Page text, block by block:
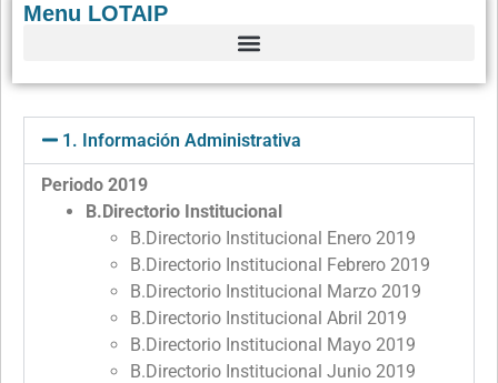
Menu LOTAIP
1. Información Administrativa
Periodo 2019
B.Directorio Institucional
B.Directorio Institucional Enero 2019
B.Directorio Institucional Febrero 2019
B.Directorio Institucional Marzo 2019
B.Directorio Institucional Abril 2019
B.Directorio Institucional Mayo 2019
B.Directorio Institucional Junio 2019